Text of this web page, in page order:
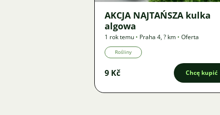
AKCJA NAJTAŃSZA kulka
algowa
1 rok temu • Praha 4,? km • Oferta
Rośliny
9 Kč Chcę kupić